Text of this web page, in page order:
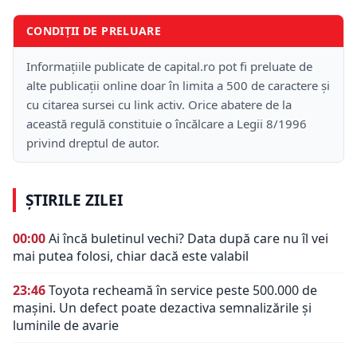
CONDIȚII DE PRELUARE
Informațiile publicate de capital.ro pot fi preluate de
alte publicații online doar în limita a 500 de caractere și
cu citarea sursei cu link activ. Orice abatere de la
această regulă constituie o încălcare a Legii 8/1996
privind dreptul de autor.
ȘTIRILE ZILEI
00:00Ai încă buletinul vechi? Data după care nu îl vei
mai putea folosi, chiar dacă este valabil
23:46Toyota recheamă în service peste 500.000 de
mașini. Un defect poate dezactiva semnalizările și
luminile de avarie